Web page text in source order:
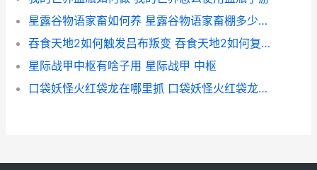
星露谷物语家畜如何养 星露谷物语家畜棚多少资源
吞食天地2如何触发吕布叛变 吞食天地2如何复制信
星际战甲中枢有啥子用 星际战甲 中枢
口袋妖怪火红袋龙在哪里抓 口袋妖怪火红袋龙配招